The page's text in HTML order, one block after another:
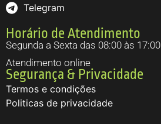
Telegram
Horário de Atendimento
Segunda a Sexta das 08:00 às 17:00
Atendimento online
Segurança & Privacidade
Termos e condições
Politicas de privacidade